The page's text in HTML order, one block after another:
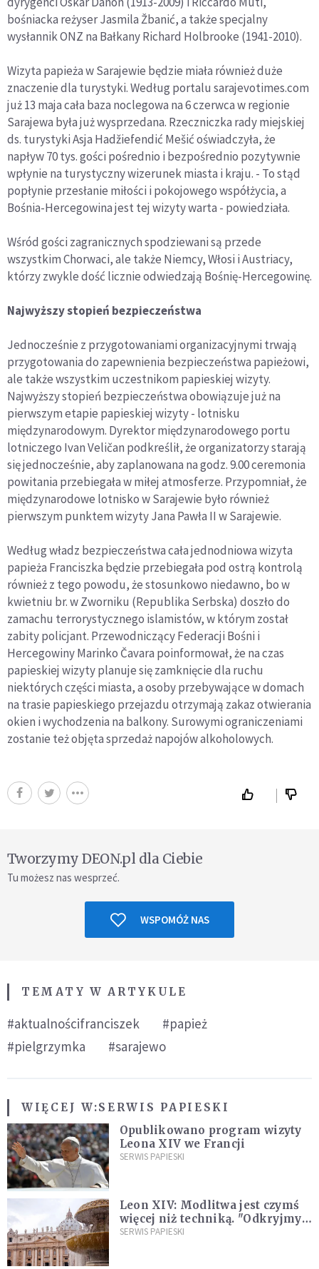
bośniacka reżyser Jasmila Žbanić, a także specjalny
wysłannik ONZ na Bałkany Richard Holbrooke (1941-2010).
Wizyta papieża w Sarajewie będzie miała również duże
znaczenie dla turystyki. Według portalu sarajevotimes.com
już 13 maja cała baza noclegowa na 6 czerwca w regionie
Sarajewa była już wysprzedana. Rzeczniczka rady miejskiej
ds. turystyki Asja Hadžiefendić Mešić oświadczyła, że
napływ 70 tys. gości pośrednio i bezpośrednio pozytywnie
wpłynie na turystyczny wizerunek miasta i kraju. - To stąd
popłynie przesłanie miłości i pokojowego współżycia, a
Bośnia-Hercegowina jest tej wizyty warta - powiedziała.
Wśród gości zagranicznych spodziewani są przede
wszystkim Chorwaci, ale także Niemcy, Włosi i Austriacy,
którzy zwykle dość licznie odwiedzają Bośnię-Hercegowinę.
Najwyższy stopień bezpieczeństwa
Jednocześnie z przygotowaniami organizacyjnymi trwają
przygotowania do zapewnienia bezpieczeństwa papieżowi,
ale także wszystkim uczestnikom papieskiej wizyty.
Najwyższy stopień bezpieczeństwa obowiązuje już na
pierwszym etapie papieskiej wizyty - lotnisku
międzynarodowym. Dyrektor międzynarodowego portu
lotniczego Ivan Veličan podkreślił, że organizatorzy starają
się jednocześnie, aby zaplanowana na godz. 9.00 ceremonia
powitania przebiegała w miłej atmosferze. Przypomniał, że
międzynarodowe lotnisko w Sarajewie było również
pierwszym punktem wizyty Jana Pawła II w Sarajewie.
Według władz bezpieczeństwa cała jednodniowa wizyta
papieża Franciszka będzie przebiegała pod ostrą kontrolą
również z tego powodu, że stosunkowo niedawno, bo w
kwietniu br. w Zworniku (Republika Serbska) doszło do
zamachu terrorystycznego islamistów, w którym został
zabity policjant. Przewodniczący Federacji Bośni i
Hercegowiny Marinko Čavara poinformował, że na czas
papieskiej wizyty planuje się zamknięcie dla ruchu
niektórych części miasta, a osoby przebywające w domach
na trasie papieskiego przejazdu otrzymają zakaz otwierania
okien i wychodzenia na balkony. Surowymi ograniczeniami
zostanie też objęta sprzedaż napojów alkoholowych.
Tworzymy DEON.pl dla Ciebie
Tu możesz nas wesprzeć.
WSPOMÓŻ NAS
TEMATY W ARTYKULE
#aktualnościfranciszek
#papież
#pielgrzymka
#sarajewo
WIĘCEJ W:SERWIS PAPIESKI
Opublikowano program wizyty
Leona XIV we Francji
SERWIS PAPIESKI
Leon XIV: Modlitwa jest czymś
więcej niż techniką. "Odkryjmy
ją na nowo"
SERWIS PAPIESKI